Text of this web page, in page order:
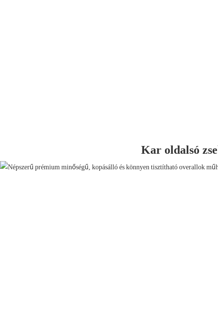
Kar oldalsó